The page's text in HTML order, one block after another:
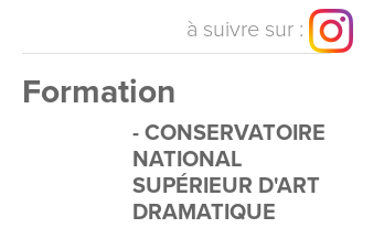
à suivre sur :
Formation
- CONSERVATOIRE
NATIONAL
SUPÉRIEUR D'ART
DRAMATIQUE